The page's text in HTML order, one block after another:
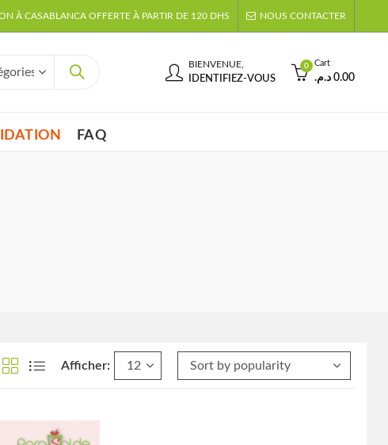
À CASABLANCA OFFERTE À PARTIR DE 120 DHS NOUS CONTACTER
BIENVENUE,
IDENTIFIEZ-VOUS
0 Cart
0.00 د.م.
FAQ
Afficher: